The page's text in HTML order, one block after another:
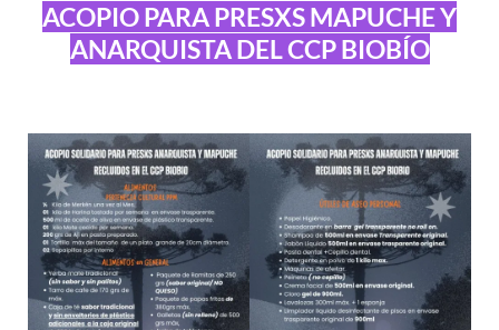
ACOPIO PARA PRESXS MAPUCHE Y
ANARQUISTA DEL CCP BIOBÍO